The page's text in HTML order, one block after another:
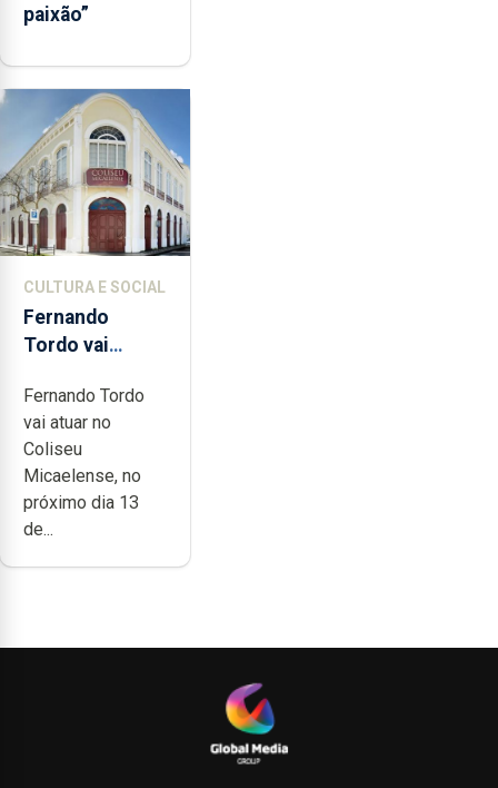
paixão”
CULTURA E SOCIAL
Fernando
Tordo vai
anos de
carreira no
Coliseu
Micaelense
Fernando Tordo
vai atuar no
Coliseu
Micaelense, no
próximo dia 13
de...